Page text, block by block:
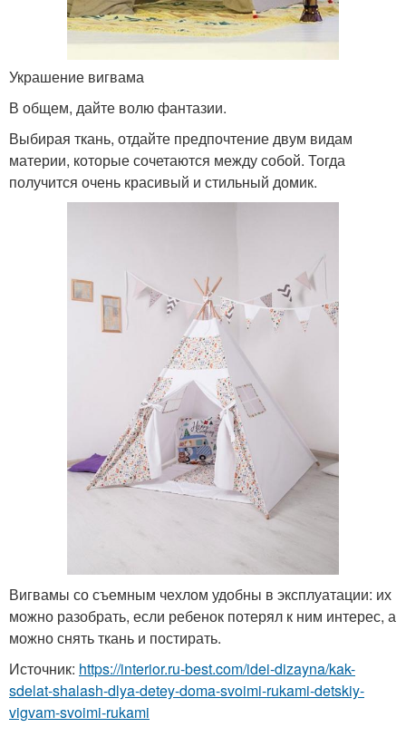
Украшение вигвама
В общем, дайте волю фантазии.
Выбирая ткань, отдайте предпочтение двум видам
материи, которые сочетаются между собой. Тогда
получится очень красивый и стильный домик.
Вигвамы со съемным чехлом удобны в эксплуатации: их
можно разобрать, если ребенок потерял к ним интерес, а
можно снять ткань и постирать.
Источник: https://interior.ru-best.com/idei-dizayna/kak-
sdelat-shalash-dlya-detey-doma-svoimi-rukami-detskiy-
vigvam-svoimi-rukami